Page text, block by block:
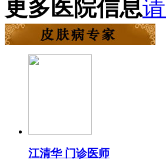
更多医院信息
江清华 门诊医师